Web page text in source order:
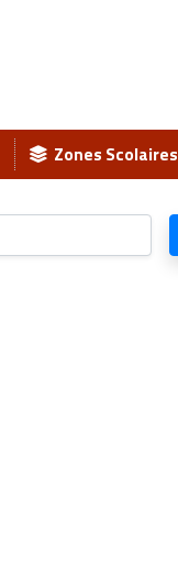
Zones Scolaires